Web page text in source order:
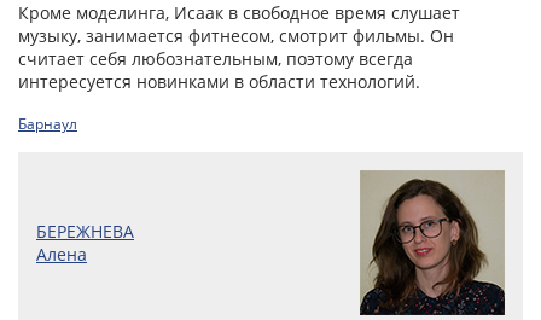
Кроме моделинга, Исаак в свободное время слушает
музыку, занимается фитнесом, смотрит фильмы. Он
считает себя любознательным, поэтому всегда
интересуется новинками в области технологий.
Барнаул
БЕРЕЖНЕВА
Алена